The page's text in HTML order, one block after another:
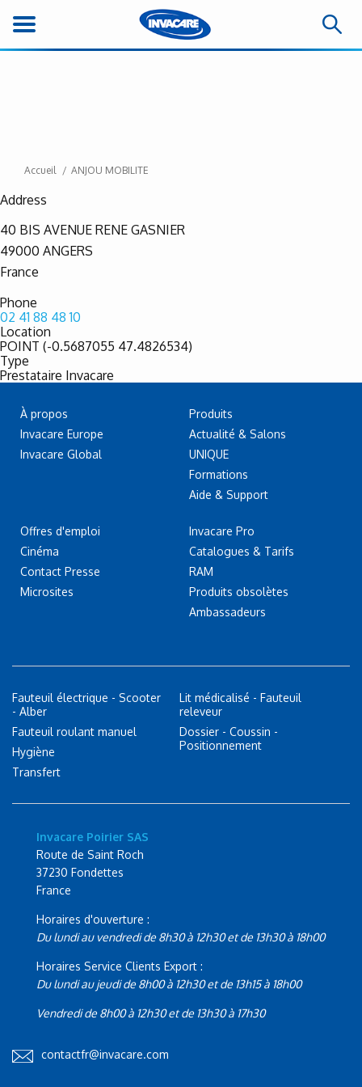
Accueil ANJOU MOBILITE
Address
40 BIS AVENUE RENE GASNIER
49000 ANGERS
France
Phone
02 41 88 48 10
Location
POINT (-0.5687055 47.4826534)
Type
Prestataire Invacare
À propos
Invacare Europe
Invacare Global
Offres d'emploi
Cinéma
Contact Presse
Microsites
Produits
Actualité & Salons
UNIQUE
Formations
Aide & Support
Invacare Pro
Catalogues & Tarifs
RAM
Produits obsolètes
Ambassadeurs
Fauteuil électrique - Scooter
- Alber
Fauteuil roulant manuel
Hygiène
Transfert
Lit médicalisé - Fauteuil
releveur
Dossier - Coussin -
Positionnement
Invacare Poirier SAS
Route de Saint Roch
37230 Fondettes
France
Horaires d'ouverture :
Du lundi au vendredi de 8h30 à 12h30 et de 13h30 à 18h00
Horaires Service Clients Export :
Du lundi au jeudi de 8h00 à 12h30 et de 13h15 à 18h00
Vendredi de 8h00 à 12h30 et de 13h30 à 17h30
contactfr@invacare.com